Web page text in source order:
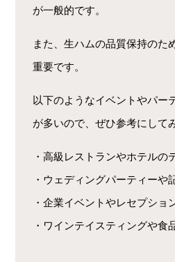
が一般的です。
また、生ハムの品質保持のた
重要です。
以下のようなイベントやパー
が多いので、ぜひ参考にして
・高級レストランやホテルの
・ウェディングパーティーや
・企業イベントやレセプショ
・ワインテイスティングや食